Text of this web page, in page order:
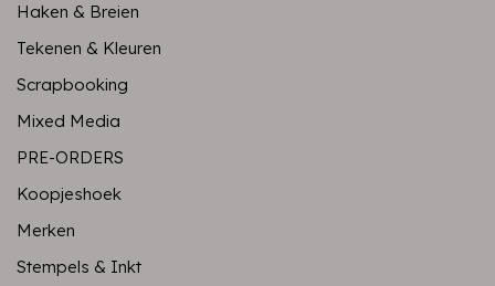
Haken & Breien
Tekenen & Kleuren
Scrapbooking
Mixed Media
PRE-ORDERS
Koopjeshoek
Merken
Stempels & Inkt